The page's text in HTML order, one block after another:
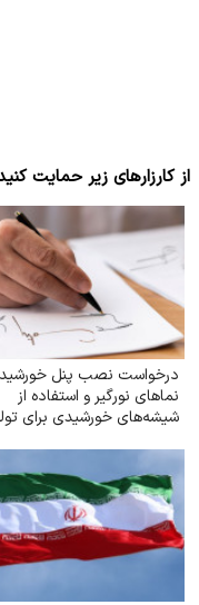
از کارزارهای زیر حمایت
درخواست نصب پنل
نماهای نورگیر و استفاده از
شیشه‌های خورشیدی برای